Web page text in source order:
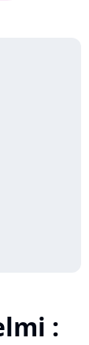
: